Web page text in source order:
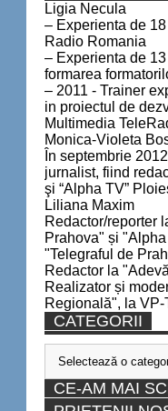
Ligia Necula
– Experienta de
Radio Romania
– Experienta de
formarea
– 2011 - Trainer
in proiectul de
Multimedia
Monica-Violeta
În septembrie
jurnalist, fiind
şi “Alpha TV”
Liliana Maxim
Redactor/reporter
Prahova" și
"Telegraful de
Redactor la
Realizator și
Regională", la
CATEGORII
Categorii
CE-AM MAI